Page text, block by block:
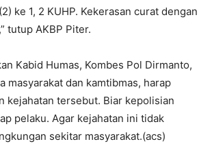
ke 1, 2 KUHP. Kekerasan curat dengan
tutup AKBP Piter.
Kabid Humas, Kombes Pol Dirmanto,
masyarakat dan kamtibmas, harap
kejahatan tersebut. Biar kepolisian
pelaku. Agar kejahatan ini tidak
sekitar masyarakat.(acs)